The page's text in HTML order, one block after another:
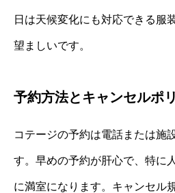
日は天候変化にも対応できる服
望ましいです。
予約方法とキャンセルポ
コテージの予約は電話または施
す。早めの予約が肝心で、特に
に満室になります。キャンセル